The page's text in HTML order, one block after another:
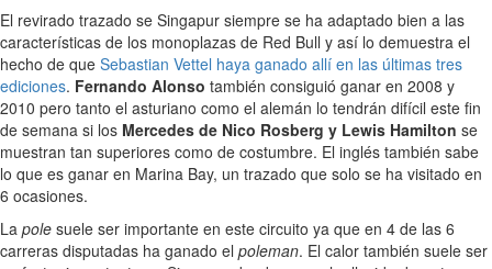
El revirado trazado se Singapur siempre se ha adaptado bien a las
características de los monoplazas de Red Bull y así lo demuestra el
hecho de que Sebastian Vettel haya ganado allí en las últimas tres
ediciones. Fernando Alonso también consiguió ganar en 2008 y
2010 pero tanto el asturiano como el alemán lo tendrán difícil este fin
de semana si los Mercedes de Nico Rosberg y Lewis Hamilton se
muestran tan superiores como de costumbre. El inglés también sabe
lo que es ganar en Marina Bay, un trazado que solo se ha visitado en
6 ocasiones.
La pole suele ser importante en este circuito ya que en 4 de las 6
carreras disputadas ha ganado el poleman. El calor también suele ser